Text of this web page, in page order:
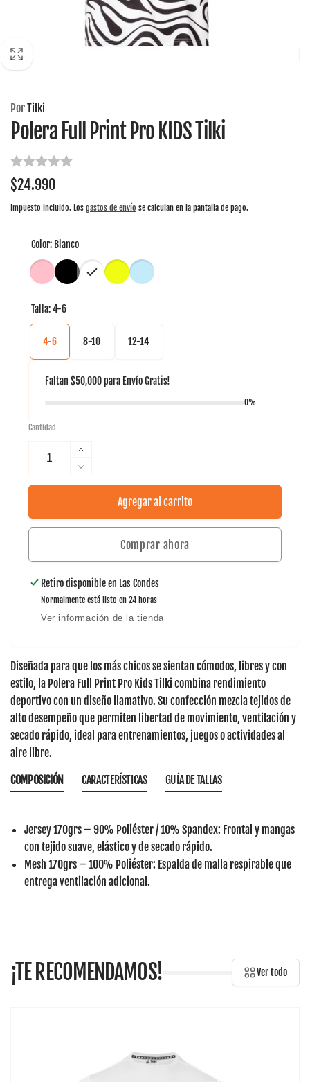
PorTilki
Polera Full Print Pro KIDS Tilki
Precio
habitual
$24.990
Impuesto incluido. Los gastos de envío se calculan en la pantalla de pago.
Color: Blanco
Talla:4-6
4-6 8-10 12-14
Faltan $50,000para Envío Gratis!
0%
Cantidad
Aumentar
cantidad
para
Print
Reducir
cantidad
Polera
Full
Pro
KIDS
Tilki
Agregar al carrito
Comprar ahora
Retiro disponible en Las Condes
Normalmente está listo en 24 horas
Ver información de la tienda
Diseñada para que los más chicos se sientan cómodos, libres y con
estilo, la Polera Full Print Pro Kids Tilki combina rendimiento
deportivo con un diseño llamativo. Su confección mezcla tejidos de
alto desempeño que permiten libertad de movimiento, ventilación y
secado rápido, ideal para entrenamientos, juegos o actividades al
aire libre.
COMPOSICIÓN
Jersey 170grs – 90% Poliéster / 10% Spandex: Frontal y mangas
con tejido suave, elástico y de secado rápido.
Mesh 170grs – 100% Poliéster: Espalda de malla respirable que
entrega ventilación adicional.
CARACTERÍSTICAS GUÍA DE TALLAS
¡TE RECOMENDAMOS! Ver todo